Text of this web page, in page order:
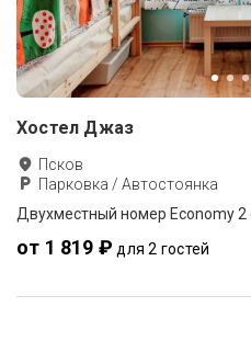
Хостел Джаз
Псков
Парковка / Автостоянка
Двухместный номер Economy 2
от 1 819 ₽ для 2 гостей